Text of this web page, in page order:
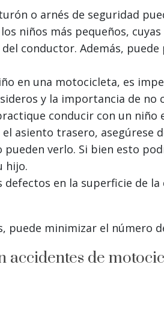
o arnés de seguridad
niños más pequeños,
conductor. Además,
en una motocicleta, es
y la importancia de no
conducir con un niño
asiento trasero, asegúrese
verlo. Si bien esto
hijo.
en la superficie de
puede minimizar el número
accidentes de